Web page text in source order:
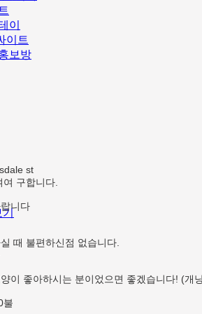
이
이트
보방
기
st
여 구합니다.
니다
때 불편하신점 없습니다.
이 좋아하시는 분이었으면 좋겠습니다! (개
불